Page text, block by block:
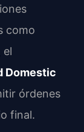
como
el
Domestic
órdenes
final.